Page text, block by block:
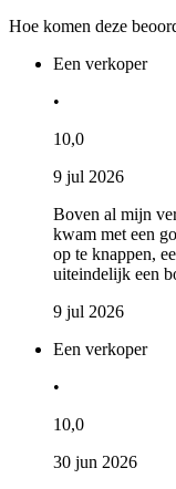
Hoe komen deze
Een verkoper
•
10,0
9 jul 2026
Boven al mijn
kwam met een
op te knappen,
uiteindelijk een
9 jul 2026
Een verkoper
•
10,0
30 jun 2026